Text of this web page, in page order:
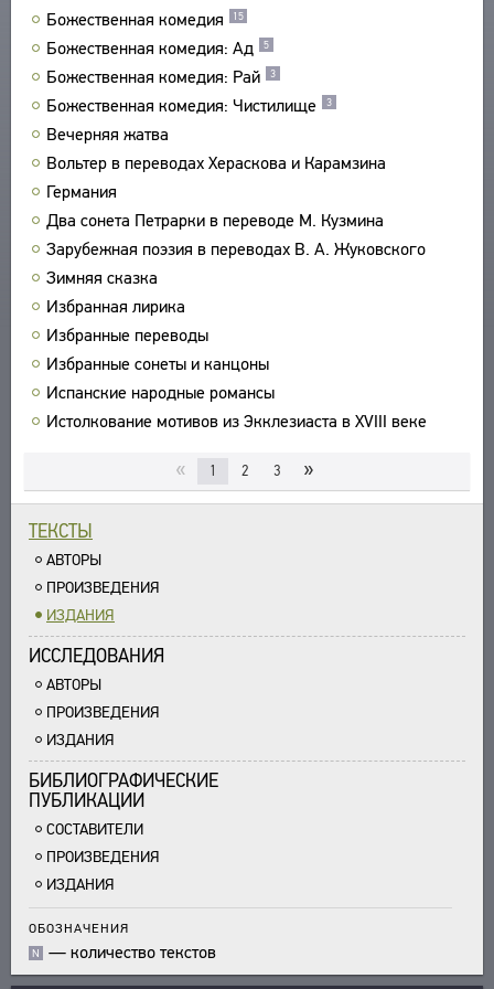
Божественная комедия
15
Божественная комедия: Ад 5
Божественная комедия: Рай 3
Божественная комедия: Чистилище 3
Вечерняя жатва
Вольтер в переводах Хераскова и Карамзина
Германия
Два сонета Петрарки в переводе М. Кузмина
Зарубежная поэзия в переводах В. А. Жуковского
Зимняя сказка
Избранная лирика
Избранные переводы
Избранные сонеты и канцоны
Испанские народные романсы
Истолкование мотивов из Экклезиаста в XVIII веке
« 1 2 3 »
ТЕКСТЫ
АВТОРЫ
ПРОИЗВЕДЕНИЯ
ИЗДАНИЯ
ИССЛЕДОВАНИЯ
АВТОРЫ
ПРОИЗВЕДЕНИЯ
ИЗДАНИЯ
БИБЛИОГРАФИЧЕСКИЕ
ПУБЛИКАЦИИ
СОСТАВИТЕЛИ
ПРОИЗВЕДЕНИЯ
ИЗДАНИЯ
ОБОЗНАЧЕНИЯ
N — количество текстов
ПРОИЗВЕДЕНИЯ
ИЗДАНИЯ
ЭНЦИКЛОПЕДИЯ
СЛОВНИК
ВСЕ БИОСПРАВКИ
ПОЭТЫ
ПЕРЕВОДЧИКИ
ИССЛЕДОВАТЕЛИ
ТЕЗАУРУС
СТРУКТУРА
УКАЗАТЕЛЬ ТЕРМИНОВ
ПОИСК
О ПРОЕКТЕ
КРАТКО О ПРОЕКТЕ
ЦЕЛИ ПРОЕКТА
ПОДСИСТЕМЫ
КОРПУС
БИБЛИОТЕКА
ЭНЦИКЛОПЕДИЯ
ФУНКЦИОНАЛЬНОСТЬ
УКАЗАТЕЛИ
ПОИСК
СВЯЗИ
СОЗДАТЕЛИ ПРОЕКТА
ОБРАТНАЯ СВЯЗЬ
ПОЛЬЗОВАТЕЛЬСКОЕ СОГЛАШЕНИЕ
ЗАКЛАДКИ